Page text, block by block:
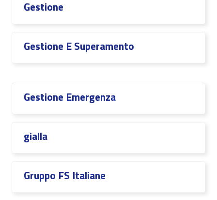
Gestione
Gestione E Superamento
Gestione Emergenza
gialla
Gruppo FS Italiane